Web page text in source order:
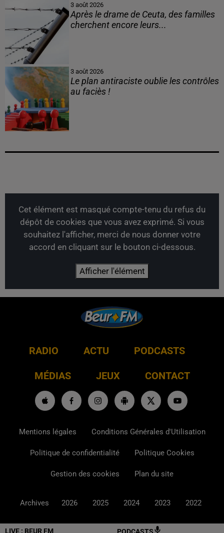
LIVE : BEUR FM
3 août 2026
Après le drame de Ceuta, des familles
cherchent encore leurs...
3 août 2026
Le plan antiraciste oublie les contrôles
au faciès !
Cet élément est masqué compte-tenu du refus du
dépôt de cookies que vous avez exprimé. Si vous
souhaitez l'afficher, merci de nous donner votre
accord en cliquant sur le bouton ci-dessous.
Afficher l'élément
RADIO ACTU PODCASTS
MÉDIAS JEUX CONTACT
Mentions légales Conditions Générales d'Utilisation
Politique de confidentialité Politique Cookies
Gestion des cookies Plan du site
Archives 2026 2025 2024 2023 2022